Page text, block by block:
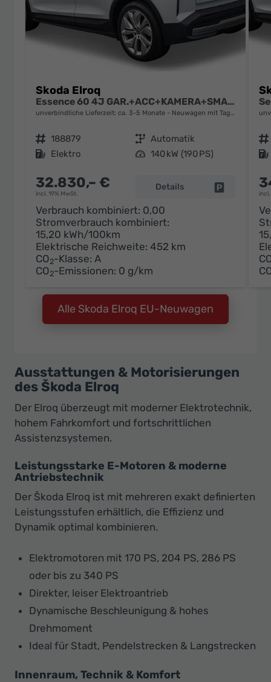
Skoda Elroq
Essence 60 4J GAR.+ACC+KAMERA+SMARTLINK+KLIMA+LED
unverbindliche Lieferzeit: ca. 3-5 Monate Neuwagen mit Tageszulassung
Fahrzeugnr. 188879 Getriebe Automatik
Kraftstoff Elektro Leistung 140 kW (190 PS)
32.830,– €
incl. 19% MwSt.
Details Fahrzeug
Verbrauch kombiniert: 0,00
Stromverbrauch kombiniert:
15,20 kWh/100km
Elektrische Reichweite: 452 km
CO2-Klasse: A
CO2-Emissionen: 0 g/km
Fahrzeugnr.
Kraftstoff
Alle Skoda Elroq EU-Neuwagen
Ausstattungen & Motorisierungen
des Škoda Elroq
Der Elroq überzeugt mit moderner Elektrotechnik,
hohem Fahrkomfort und fortschrittlichen
Assistenzsystemen.
Leistungsstarke E-Motoren & moderne
Antriebstechnik
Der Škoda Elroq ist mit mehreren exakt definierten
Leistungsstufen erhältlich, die Effizienz und
Dynamik optimal kombinieren.
Elektromotoren mit 170 PS, 204 PS, 286 PS
oder bis zu 340 PS
Direkter, leiser Elektroantrieb
Dynamische Beschleunigung & hohes
Drehmoment
Ideal für Stadt, Pendelstrecken & Langstrecken
Innenraum, Technik & Komfort